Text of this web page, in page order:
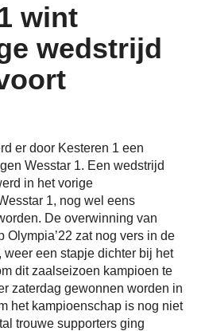
wint
wedstrijd
er door Kesteren 1 een
Wesstar 1. Een wedstrijd
in het vorige
1, nog wel eens
De overwinning van
Olympia’22 zat nog vers in de
weer een stapje dichter bij het
dit zaalseizoen kampioen te
zaterdag gewonnen worden in
het kampioenschap is nog niet
trouwe supporters ging